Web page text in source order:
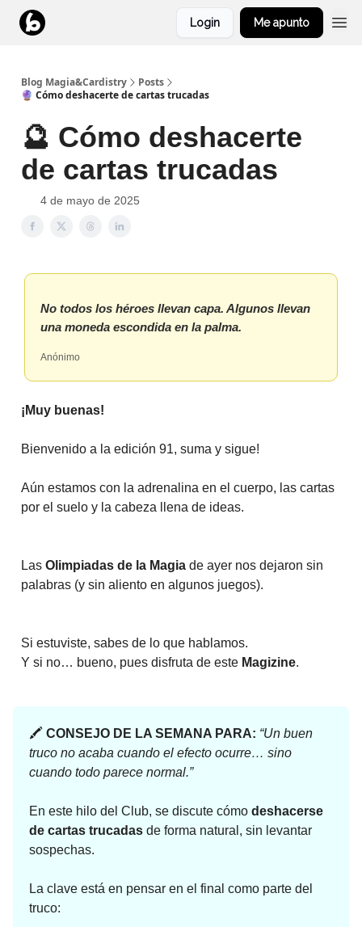
Login Me apunto
Blog Magia&Cardistry
Posts
🔮 Cómo deshacerte de cartas trucadas
🔮 Cómo deshacerte
de cartas trucadas
4 de mayo de 2025
No todos los héroes llevan capa. Algunos llevan
una moneda escondida en la palma.
Anónimo
¡Muy buenas!
Bienvenido a la edición 91, suma y sigue!
Aún estamos con la adrenalina en el cuerpo, las cartas
por el suelo y la cabeza llena de ideas.
Las Olimpiadas de la Magia de ayer nos dejaron sin
palabras (y sin aliento en algunos juegos).
Si estuviste, sabes de lo que hablamos.
Y si no… bueno, pues disfruta de este Magizine.
🖍 CONSEJO DE LA SEMANA PARA: “Un buen
truco no acaba cuando el efecto ocurre… sino
cuando todo parece normal.”
En este hilo del Club, se discute cómo deshacerse
de cartas trucadas de forma natural, sin levantar
sospechas.
La clave está en pensar en el final como parte del
truco: